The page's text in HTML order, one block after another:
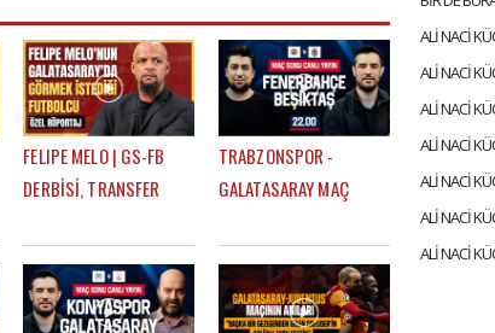
FELIPE MELO | GS-FB
DERBİSİ, TRANSFER
HAYALİ, BEĞENDİĞİ
FENERBAHÇELİ
TRABZONSPOR -
GALATASARAY MAÇ
MERT KURT